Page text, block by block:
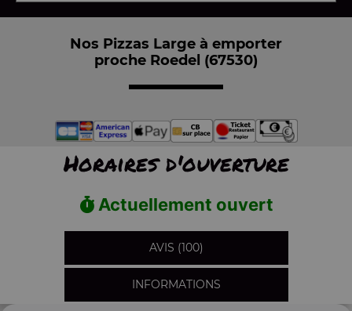
Nos Pizzas Large à emporter
proche Roedel (67530)
Horaires d'ouverture
Actuellement ouvert
AVIS (100)
INFORMATIONS